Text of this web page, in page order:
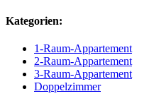
Kategorien:
1-Raum-Appartement
2-Raum-Appartement
3-Raum-Appartement
Doppelzimmer